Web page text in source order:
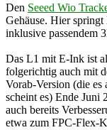
Den Seeed Wio
Gehäuse. Hier
inklusive passendem
Das L1 mit E-Ink ist
folgerichtig auch mit
Vorab-Version (die es
scheint es) Ende Juni
auch bereits
etwa zum FPC-Flex-